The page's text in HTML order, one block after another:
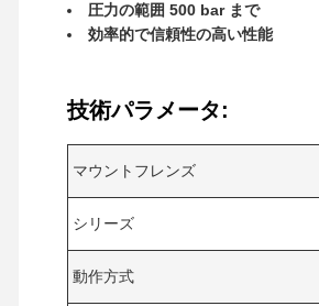
圧力の範囲 500 bar まで
効率的で信頼性の高い性能
技術パラメータ:
マウントフレンズ
シリーズ
動作方式